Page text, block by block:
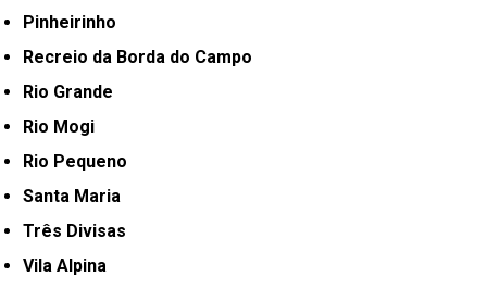
Pinheirinho
Recreio da Borda do Campo
Rio Grande
Rio Mogi
Rio Pequeno
Santa Maria
Três Divisas
Vila Alpina